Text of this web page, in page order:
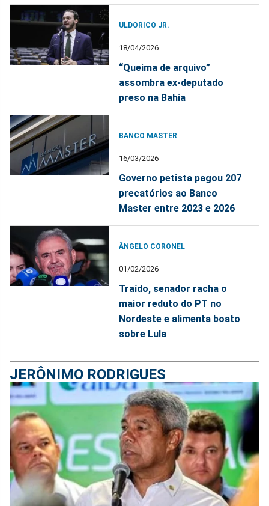
ULDORICO JR.
18/04/2026
“Queima de arquivo”
assombra ex-deputado
preso na Bahia
BANCO MASTER
16/03/2026
Governo petista pagou 207
precatórios ao Banco
Master entre 2023 e 2026
ÂNGELO CORONEL
01/02/2026
Traído, senador racha o
maior reduto do PT no
Nordeste e alimenta boato
sobre Lula
JERÔNIMO RODRIGUES